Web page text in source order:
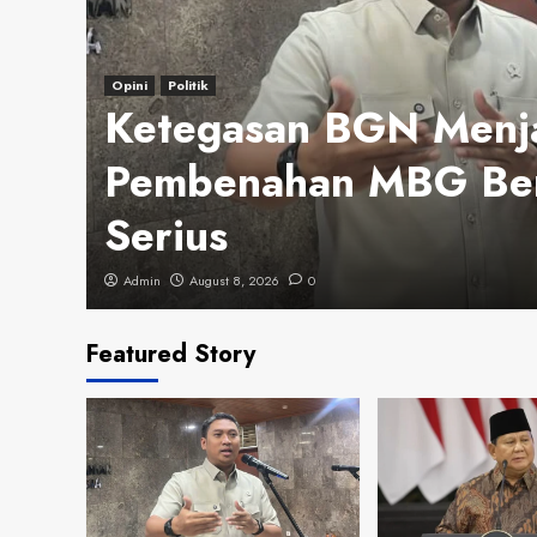
Opini Politik
Ketegasan BGN
Pembenahan MBG
Serius
Admin August 8, 2026 0
Featured Story